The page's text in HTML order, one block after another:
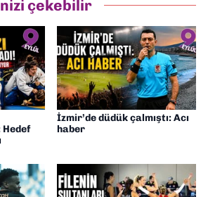
olarak görev almaktayım. Hak
haberciliğe dair çalışmalar
çekebilir
Hedef
İzmir’de düdük çalmıştı: Acı
haber